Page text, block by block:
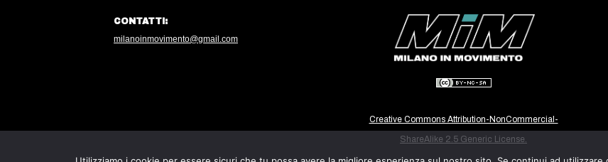
Creative Commons Attribution-NonCommercial-
ShareAlike 2.5 Generic License.
CONTATTI:
milanoinmovimento@gmail.com